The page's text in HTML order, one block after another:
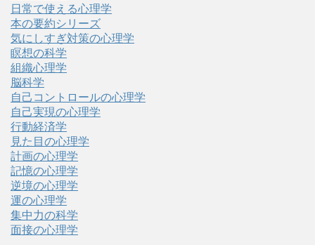
日常で使える心理学
本の要約シリーズ
気にしすぎ対策の心理学
瞑想の科学
組織心理学
脳科学
自己コントロールの心理学
自己実現の心理学
行動経済学
見た目の心理学
計画の心理学
記憶の心理学
逆境の心理学
運の心理学
集中力の科学
面接の心理学